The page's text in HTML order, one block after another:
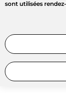
sont utilisées